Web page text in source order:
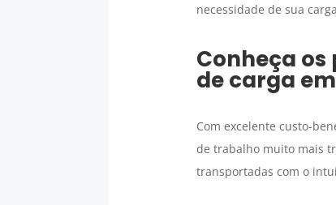
necessidade de sua
Conheça
de carga em
Com excelente custo-
de trabalho muito mais
transportadas com o